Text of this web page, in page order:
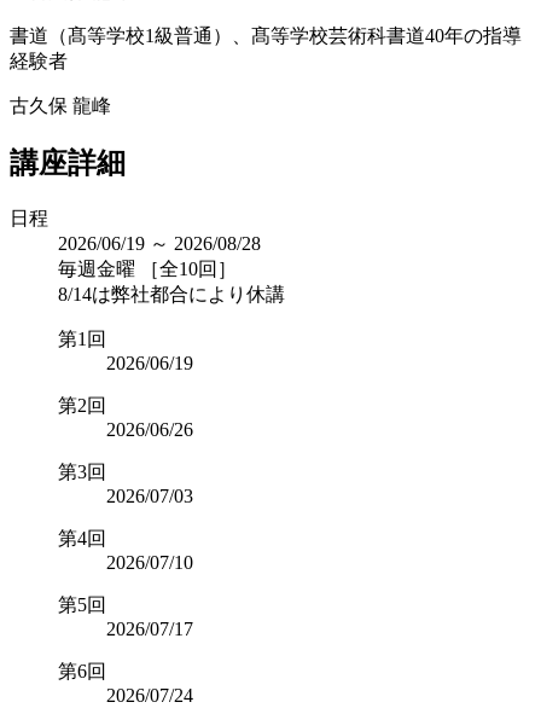
書道（髙等学校1級普通）、髙等学校芸術科書道40年の指導
経験者
古久保 龍峰
講座詳細
日程
2026/06/19 ～ 2026/08/28
毎週金曜 ［全10回］
8/14は弊社都合により休講
第1回
2026/06/19
第2回
2026/06/26
第3回
2026/07/03
第4回
2026/07/10
第5回
2026/07/17
第6回
2026/07/24